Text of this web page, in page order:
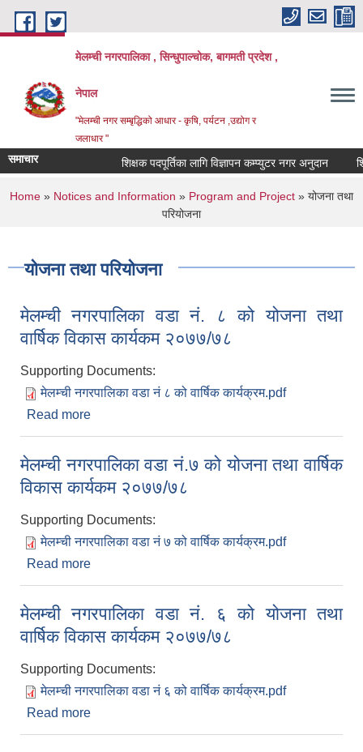
Skip to main content
मेलम्ची नगरपालिका , सिन्धुपाल्चोक, बागमती प्रदेश ,
नेपाल
"मेलम्ची नगर सम्बृद्धिको आधार - कृषि, पर्यटन ,उद्योग र
जलाधार "
समाचार शिक्षक पदपूर्तिका लागि विज्ञापन कम्प्युटर नगर अनुदान
You are here
Home » Notices and Information » Program and Project » योजना तथा
परियोजना
योजना तथा परियोजना
मेलम्ची नगरपालिका वडा नं. ८ को योजना तथा
वार्षिक विकास कार्यकम २०७७/७८
Supporting Documents:
मेलम्ची नगरपालिका वडा नं ८ को वार्षिक कार्यक्रम.pdf
Read more
मेलम्ची नगरपालिका वडा नं.७ को योजना तथा वार्षिक
विकास कार्यकम २०७७/७८
Supporting Documents:
मेलम्ची नगरपालिका वडा नं ७ को वार्षिक कार्यक्रम.pdf
Read more
मेलम्ची नगरपालिका वडा नं. ६ को योजना तथा
वार्षिक विकास कार्यकम २०७७/७८
Supporting Documents:
मेलम्ची नगरपालिका वडा नं ६ को वार्षिक कार्यक्रम.pdf
Read more